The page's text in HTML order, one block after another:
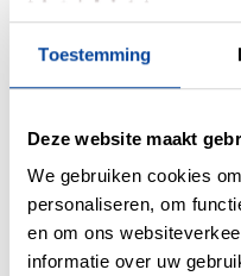
Toestemming
Deze website maakt
We gebruiken cookies
personaliseren, om
en om ons
informatie over uw
Materiaal
Kleur
Maten
Overige maten